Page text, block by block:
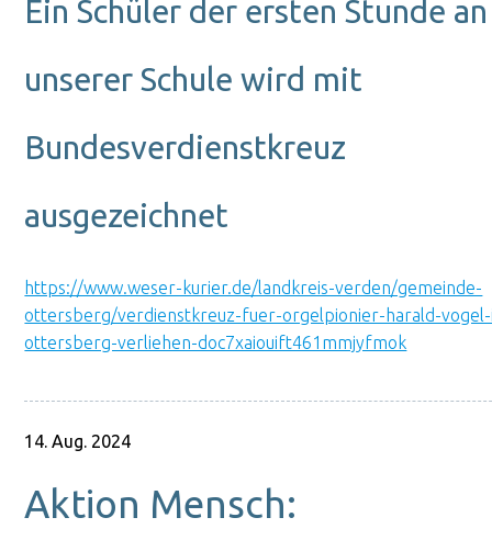
Ein Schüler der ersten Stunde an
unserer Schule wird mit
Bundesverdienstkreuz
ausgezeichnet
https://www.weser-kurier.de/landkreis-verden/gemeinde-
ottersberg/verdienstkreuz-fuer-orgelpionier-harald-
ottersberg-verliehen-doc7xaiouift461mmjyfmok
14. Aug. 2024
Aktion Mensch: